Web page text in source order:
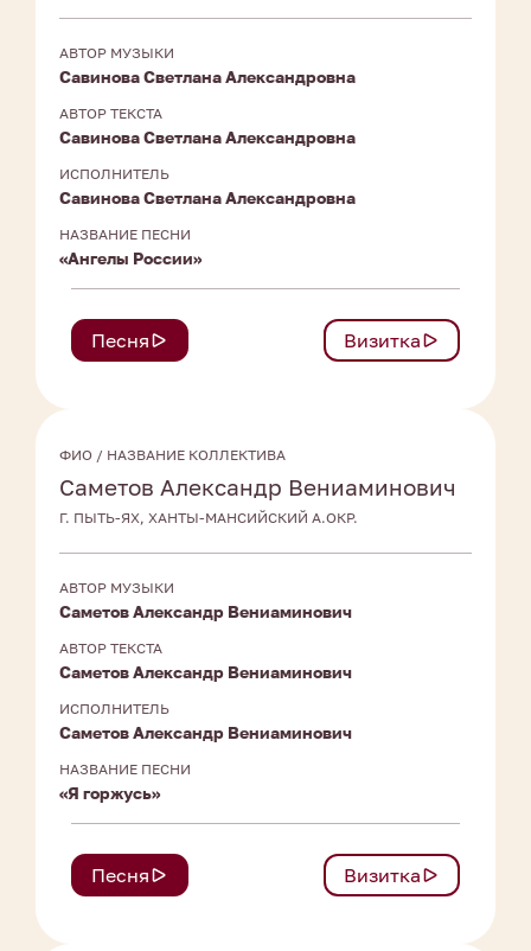
АВТОР МУЗЫКИ
Савинова Светлана Александровна
АВТОР ТЕКСТА
Савинова Светлана Александровна
ИСПОЛНИТЕЛЬ
Савинова Светлана Александровна
НАЗВАНИЕ ПЕСНИ
«Ангелы России»
Песня Визитка
ФИО / НАЗВАНИЕ КОЛЛЕКТИВА
Саметов Александр Вениаминович
Г. ПЫТЬ-ЯХ, ХАНТЫ-МАНСИЙСКИЙ А.ОКР.
АВТОР МУЗЫКИ
Саметов Александр Вениаминович
АВТОР ТЕКСТА
Саметов Александр Вениаминович
ИСПОЛНИТЕЛЬ
Саметов Александр Вениаминович
НАЗВАНИЕ ПЕСНИ
«Я горжусь»
Песня Визитка